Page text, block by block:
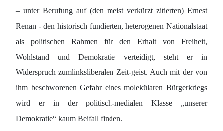
– unter Berufung auf (den meist verkürzt zitierten) Ernest
Renan - den historisch fundierten, heterogenen Nationalstaat
als politischen Rahmen für den Erhalt von Freiheit,
Wohlstand und Demokratie verteidigt, steht er in
Widerspruch zumlinksliberalen Zeit-geist. Auch mit der von
ihm beschworenen Gefahr eines molekülaren Bürgerkriegs
wird er in der politisch-medialen Klasse „unserer
Demokratie“ kaum Beifall finden.